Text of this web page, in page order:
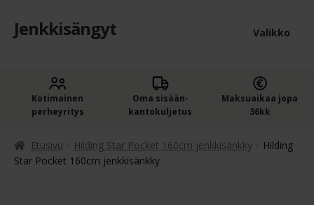
Siirry
navigointiin
Siirry
sisältöön
Jenkkisängyt Valikko
Jenkkisängyt
tason
Oheistuotteet
Kotimainen
perheyritys
Oma sisään­
kantokuljetus
Maksuaikaa jopa
36kk
Etusivu Hilding Star Pocket 160cm jenkkisänkky
Hilding
Star Pocket 160cm jenkkisänkky